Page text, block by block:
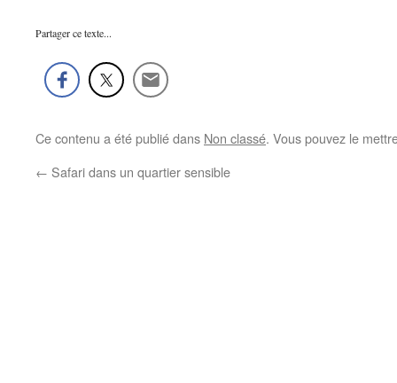
Partager ce texte...
Ce contenu a été publié dans Non classé. Vous pouvez le
← Safari dans un quartier sensible